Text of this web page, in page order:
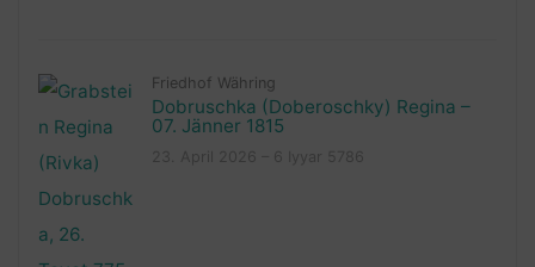
Friedhof Währing
Dobruschka (Doberoschky) Regina –
07. Jänner 1815